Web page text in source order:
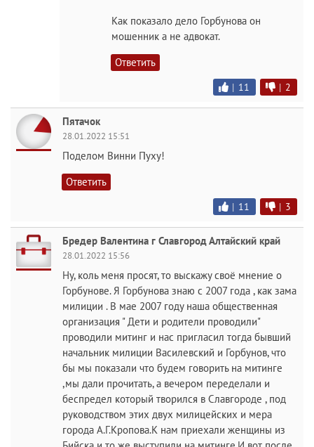
Как показало дело Горбунова он
мошенник а не адвокат.
Ответить
| 11 | 2
Пятачок
28.01.2022 15:51
Поделом Винни Пуху!
Ответить
| 11 | 3
Бредер Валентина г Славгород Алтайский край
28.01.2022 15:56
Ну, коль меня просят, то выскажу своё мнение о
Горбунове. Я Горбунова знаю с 2007 года , как зама
милиции . В мае 2007 году наша общественная
организация " Дети и родители проводили"
проводили митинг и нас пригласил тогда бывший
начальник милиции Василевский и Горбунов, что
бы мы показали что будем говорить на митинге
,мы дали прочитать, а вечером переделали и
беспредел который творился в Славгороде , под
руководством этих двух милицейских и мера
города А.Г.Кропова.К нам приехали женщины из